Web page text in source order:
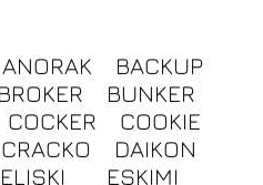
ANORAK
BACKUP
BROKER
BUNKER
COCKER
COOKIE
CRACKO
DAIKON
ELISKI
ESKIMI